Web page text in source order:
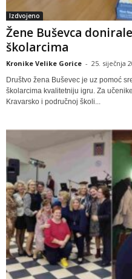
Izdvojeno
Žene Buševca
školarcima
Kronike Velike Gorice - 25. siječnja
Društvo žena Buševec je uz pomoć
školarcima kvalitetniju igru. Za
Kravarsko i područnoj školi...